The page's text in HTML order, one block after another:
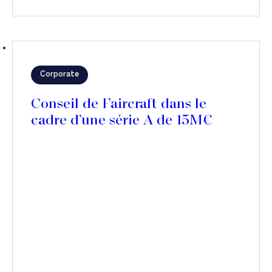
Corporate
Conseil de Faircraft dans le
cadre d’une série A de 15M€